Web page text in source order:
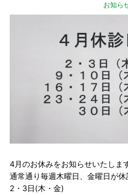
お知ら
4月のお休みをお知らせいたします
通常通り毎週木曜日、金曜日が休
2・3日(木・金)